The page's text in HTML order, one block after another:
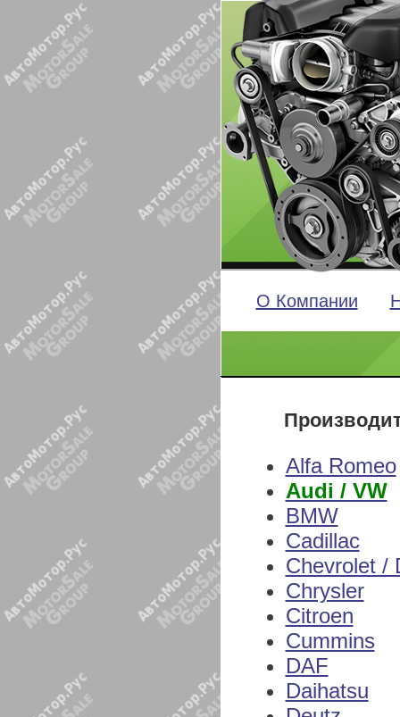
О Компании
Alfa Romeo
Audi / VW
BMW
Cadillac
Chevrolet /
Chrysler
Citroen
Cummins
DAF
Daihatsu